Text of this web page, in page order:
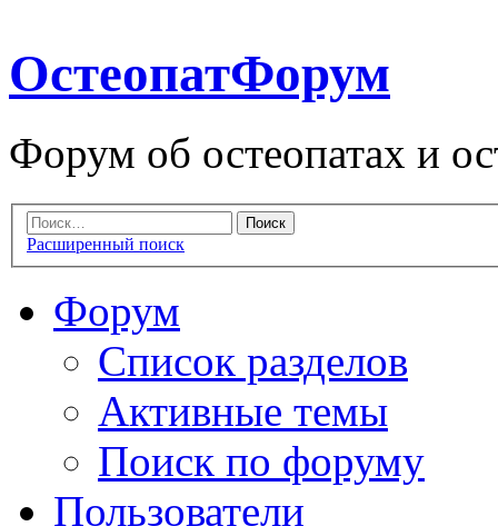
ОстеопатФорум
Форум об остеопатах и
Расширенный поиск
Форум
Список разделов
Активные темы
Поиск по форуму
Пользователи